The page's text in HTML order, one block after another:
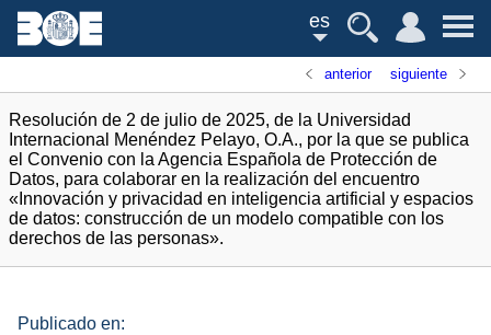
es
anterior siguiente
Resolución de 2 de julio de 2025, de la Universidad
Internacional Menéndez Pelayo, O.A., por la que se publica
el Convenio con la Agencia Española de Protección de
Datos, para colaborar en la realización del encuentro
«Innovación y privacidad en inteligencia artificial y espacios
de datos: construcción de un modelo compatible con los
derechos de las personas».
Publicado en: